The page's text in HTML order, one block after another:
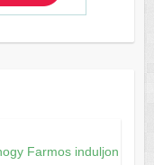
Farmos induljon